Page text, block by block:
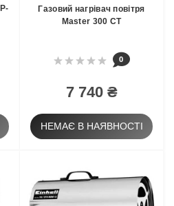
Газовий нагрівач повітря
Master 300 CT
0
7 740 ₴
НЕМАЄ В НАЯВНОСТІ